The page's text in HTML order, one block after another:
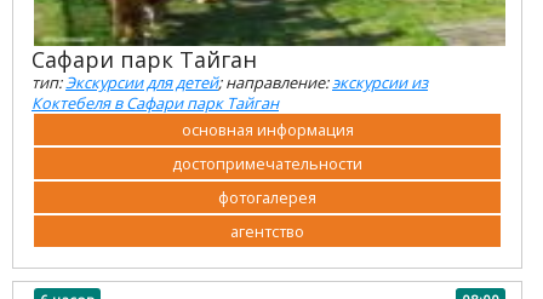
Сафари парк Тайган
тип:Экскурсии для детей; направление:экскурсии из
Коктебеля в Сафари парк Тайган
основная информация
достопримечательности
фотогалерея
агентство